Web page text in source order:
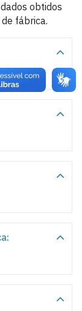
obtidos
fábrica.